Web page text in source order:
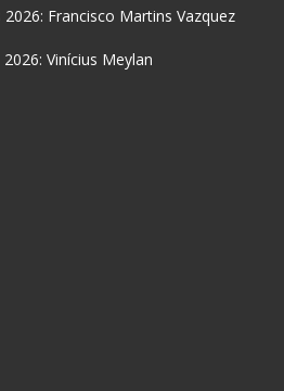
Francisco Martins Vazquez
Vinícius Meylan